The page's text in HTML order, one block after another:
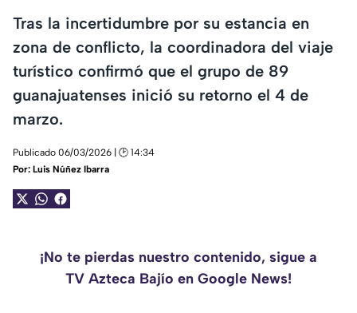
Tras la incertidumbre por su estancia en
zona de conflicto, la coordinadora del viaje
turístico confirmó que el grupo de 89
guanajuatenses inició su retorno el 4 de
marzo.
Publicado 06/03/2026 | 🕑 14:34
Por: Luis Núñez Ibarra
¡No te pierdas nuestro contenido, sigue a
TV Azteca Bajío en Google News!